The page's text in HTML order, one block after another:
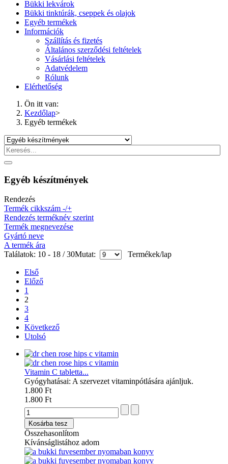
Bükki lekvárok
Bükki tinktúrák, cseppek és olajok
Egyéb termékek
Információk
Szállítás és fizetés
Általános szerződési feltételek
Vásárlási feltételek
Adatvédelem
Rólunk
Elérhetőség
Ön itt van:
Kezdőlap>
Egyéb termékek
Egyéb készítmények
Rendezés
Termék cikkszám -/+
Rendezés terméknév szerint
Termék megnevezése
Gyártó neve
A termék ára
Találatok: 10 - 18 / 30Mutat: Termékek/lap
Első
Előző
1
2
3
4
Következő
Utolsó
Vitamin C tabletta...
Gyógyhatásai: A szervezet vitaminpótlására ajánljuk.
1.800 Ft
1.800 Ft
Kosárba tesz
Összehasonlítom
Kívánságlistához adom